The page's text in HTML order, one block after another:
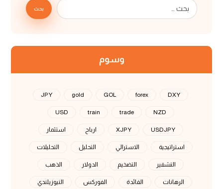
بحث
وسوم
DXY
forex
GOL
gold
JPY
NZD
trade
train
USD
USDJPY
XJPY ارباح استثمار
استراتيجية الاسترالي التحليل التحليلات
التشفير التضخيم الدولار الذهب
الرهانات الفائدة الفوركس النيوزيلندي